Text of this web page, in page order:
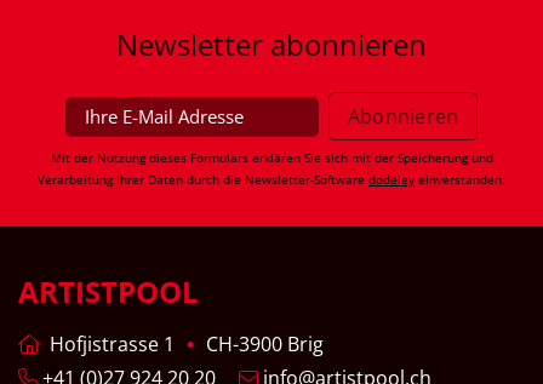
Newsletter abonnieren
Mit der Nutzung dieses Formulars erklären Sie sich mit der Speicherung und
Verarbeitung Ihrer Daten durch die Newsletter-Software dodeley einverstanden.
ARTISTPOOL
Hofjistrasse 1
CH-3900 Brig
+41 (0)27 924 20 20
info@artistpool.ch